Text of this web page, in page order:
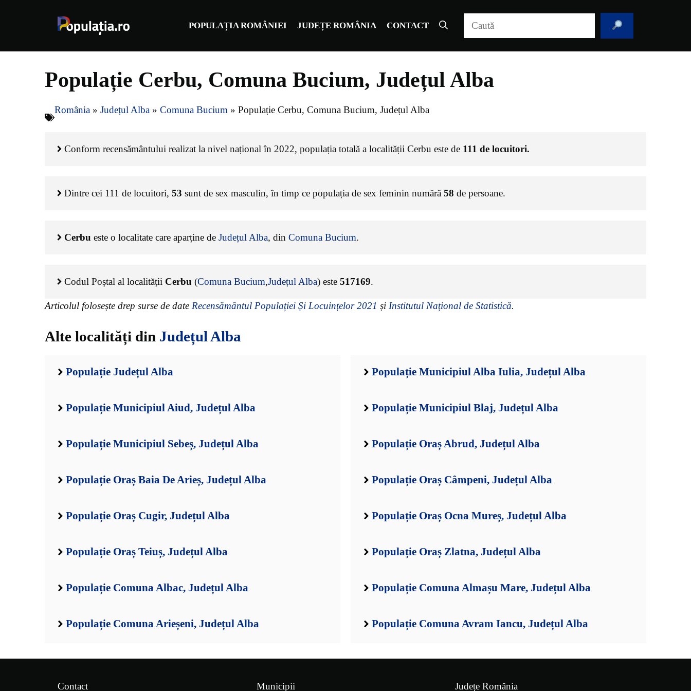
POPULAȚIA ROMÂNIEI JUDEȚE ROMÂNIA CONTACT
Populație Cerbu, Comuna Bucium, Județul Alba
România » Județul Alba » Comuna Bucium » Populație Cerbu, Comuna Bucium, Județul Alba
Conform recensământului realizat la nivel național în 2022, populația totală a localității Cerbu este de 111 de locuitori.
Dintre cei 111 de locuitori, 53 sunt de sex masculin, în timp ce populația de sex feminin numără 58 de persoane.
Cerbu este o localitate care aparține de Județul Alba, din Comuna Bucium.
Codul Poștal al localității Cerbu (Comuna Bucium,Județul Alba) este 517169.
Articolul folosește drep surse de date Recensământul Populației Și Locuințelor 2021 și Institutul Național de Statistică.
Alte localități din Județul Alba
Populație Județul Alba Populație Municipiul Alba Iulia, Județul Alba
Populație Municipiul Aiud, Județul Alba Populație Municipiul Blaj, Județul Alba
Populație Municipiul Sebeș, Județul Alba Populație Oraș Abrud, Județul Alba
Populație Oraș Baia De Arieș, Județul Alba Populație Oraș Câmpeni, Județul Alba
Populație Oraș Cugir, Județul Alba Populație Oraș Ocna Mureș, Județul Alba
Populație Oraș Teiuș, Județul Alba Populație Oraș Zlatna, Județul Alba
Populație Comuna Albac, Județul Alba Populație Comuna Almașu Mare, Județul Alba
Populație Comuna Arieșeni, Județul Alba Populație Comuna Avram Iancu, Județul Alba
Contact Municipii Județe România